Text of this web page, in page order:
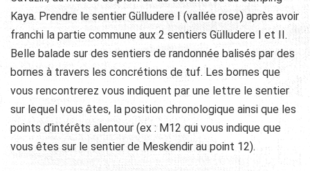
Kaya. Prendre le sentier Gülludere I (vallée rose) après avoir
franchi la partie commune aux 2 sentiers Gülludere I et II.
Belle balade sur des sentiers de randonnée balisés par des
bornes à travers les concrétions de tuf. Les bornes que
vous rencontrerez vous indiquent par une lettre le sentier
sur lequel vous êtes, la position chronologique ainsi que les
points d’intérêts alentour (ex : M12 qui vous indique que
vous êtes sur le sentier de Meskendir au point 12).